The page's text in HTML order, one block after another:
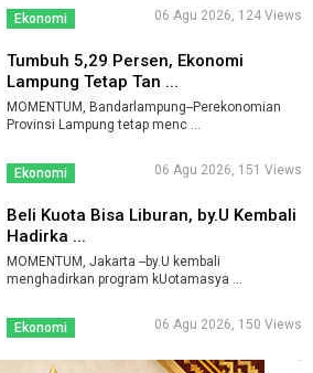
Ekonomi 06 Agu 2026, 124 Views
Tumbuh 5,29 Persen, Ekonomi
Lampung Tetap Tan ...
MOMENTUM, Bandarlampung--Perekonomian
Provinsi Lampung tetap menc ...
Ekonomi 06 Agu 2026, 151 Views
Beli Kuota Bisa Liburan, by.U Kembali
Hadirka ...
MOMENTUM, Jakarta --by.U kembali
menghadirkan program kUotamasya ...
Ekonomi 06 Agu 2026, 150 Views